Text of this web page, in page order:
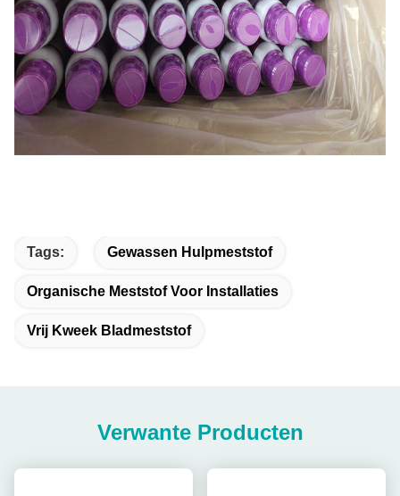
Tags: Gewassen Hulpmeststof
Organische Meststof Voor Installaties
Vrij Kweek Bladmeststof
Verwante Producten